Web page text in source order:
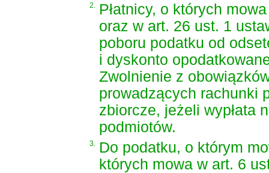
2.
Płatnicy, o których
oraz w art. 26 ust. 1
poboru podatku od
i dyskonto
Zwolnienie z
prowadzących rachunki
zbiorcze, jeżeli wypłata
podmiotów.
3.
Do podatku, o którym
których mowa w art. 6